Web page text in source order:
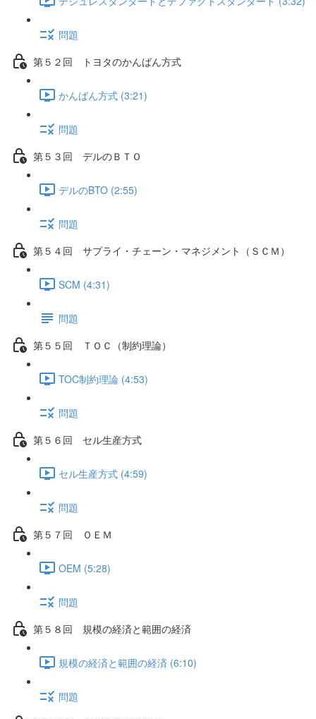
問題
第５２回 トヨタのかんばん方式
かんばん方式 (3:21)
問題
第５３回 デルのＢＴＯ
デルのBTO (2:55)
問題
第５４回 サプライ・チェーン・マネジメント（ＳＣＭ）
SCM (4:31)
問題
第５５回 ＴＯＣ（制約理論）
TOC制約理論 (4:53)
問題
第５６回 セル生産方式
セル生産方式 (4:59)
問題
第５７回 ＯＥＭ
OEM (5:28)
問題
第５８回 規模の経済と範囲の経済
規模の経済と範囲の経済 (6:10)
問題